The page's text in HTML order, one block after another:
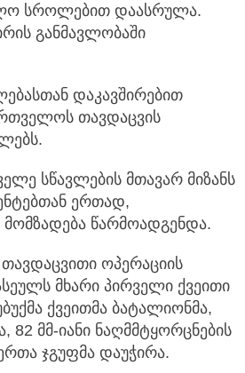
სროლებით დაასრულა.
განმავლობაში
დაკავშირებით
თავდაცვის
სწავლების მთავარ მიზანს
ერთად,
წარმოადგენდა.
ოპერაციის
მხარი პირველი ქვეითი
ქვეითმა ბატალიონმა,
82 მმ-იანი ნაღმმტყორცნების
ჯგუფმა დაუჭირა.